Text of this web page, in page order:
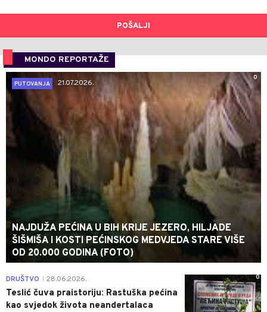
POŠALJI
MONDO REPORTAŽE
0
PUTOVANJA
21.07.2026.
NAJDUŽA PEĆINA U BIH KRIJE JEZERO, HILJADE
ŠIŠMIŠA I KOSTI PEĆINSKOG MEDVJEDA STARE VIŠE
OD 20.000 GODINA (FOTO)
0
DRUŠTVO 28.06.2026.
Teslić čuva praistoriju: Rastuška pećina
kao svjedok života neandertalaca